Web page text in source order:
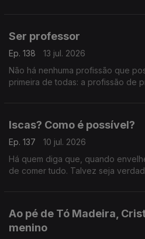
Ser professor
Ep. 138
13 jul. 2026
Não há nenhuma profissão que
primeira de todas: a profissão de
Iscas? Como é possível?
Ep. 137
10 jul. 2026
Há quem diga que, quando
de comer tudo. Talvez seja
Ao pé de Tó Madeira,
menino